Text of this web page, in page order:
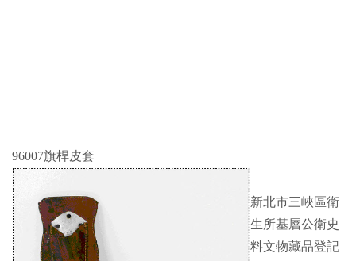
96007旗桿皮套
新北市三峽區衛
生所基層公衛史
料文物藏品登記